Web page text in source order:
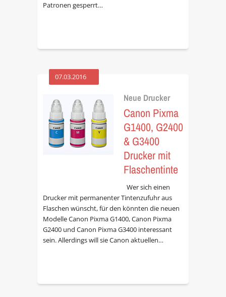
Patronen gesperrt…
07.03.2016
Neue Drucker
Canon Pixma
G1400, G2400
& G3400
Drucker mit
Flaschentinte
Wer sich einen
Drucker mit permanenter Tintenzufuhr aus
Flaschen wünscht, für den könnten die neuen
Modelle Canon Pixma G1400, Canon Pixma
G2400 und Canon Pixma G3400 interessant
sein. Allerdings will sie Canon aktuellen…